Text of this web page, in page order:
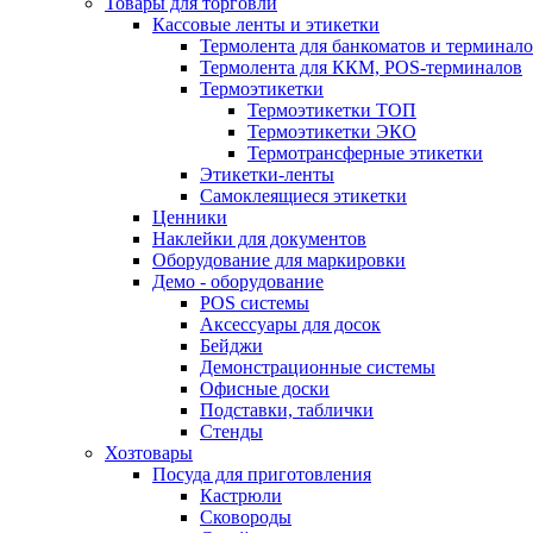
Кассовые ленты и этикетки
Термолента для банкоматов и
Термолента для ККМ, POS-терминалов
Термоэтикетки
Термоэтикетки ТОП
Термоэтикетки ЭКО
Термотрансферные этикетки
Этикетки-ленты
Самоклеящиеся этикетки
Ценники
Наклейки для документов
Оборудование для маркировки
Демо - оборудование
POS системы
Аксессуары для досок
Бейджи
Демонстрационные системы
Офисные доски
Подставки, таблички
Стенды
Хозтовары
Посуда для приготовления
Кастрюли
Сковороды